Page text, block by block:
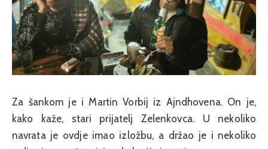
Za šankom je i Martin Vorbij iz Ajndhovena. On je,
kako kaže, stari prijatelj Zelenkovca. U nekoliko
navrata je ovdje imao izložbu, a držao je i nekoliko